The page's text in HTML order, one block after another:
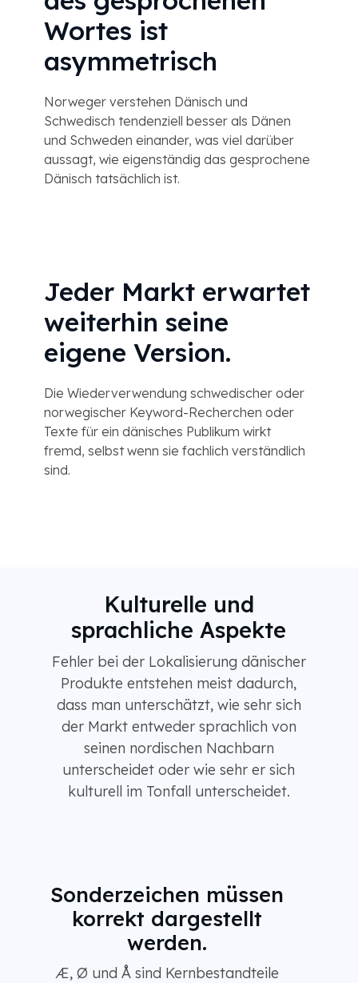
Wortes ist
asymmetrisch
Norweger verstehen Dänisch und
Schwedisch tendenziell besser als Dänen
und Schweden einander, was viel darüber
aussagt, wie eigenständig das gesprochene
Dänisch tatsächlich ist.
Jeder Markt erwartet
weiterhin seine
eigene Version.
Die Wiederverwendung schwedischer oder
norwegischer Keyword-Recherchen oder
Texte für ein dänisches Publikum wirkt
fremd, selbst wenn sie fachlich verständlich
sind.
Kulturelle und
sprachliche Aspekte
Fehler bei der Lokalisierung dänischer
Produkte entstehen meist dadurch,
dass man unterschätzt, wie sehr sich
der Markt entweder sprachlich von
seinen nordischen Nachbarn
unterscheidet oder wie sehr er sich
kulturell im Tonfall unterscheidet.
Sonderzeichen müssen
korrekt dargestellt
werden.
Æ, Ø und Å sind Kernbestandteile